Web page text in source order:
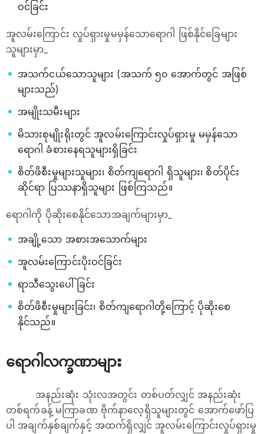
ဝင်ခြင်း
အူလမ်းကြောင်း လှုပ်ရှားမှုမမှန်သောရောဂါ ဖြစ်နိုင်ခြေများ
သူများမှာ_
အသက်ငယ်သောသူများ (အသက် ၅၀ အောက်တွင် အဖြစ်
များသည်)
အမျိုးသမီးများ
မိသားစုမျိုးရိုးတွင် အူလမ်းကြောင်းလှုပ်ရှားမှု မမှန်သော
ရောဂါ ခံစားနေရသူများရှိခြင်း
စိတ်ဖိစီးမှုများသူများ၊ စိတ်ကျရောဂါ ရှိသူများ၊ စိတ်ပိုင်း
ဆိုင်ရာ ပြဿနာရှိသူများ ဖြစ်ကြသည်။
ရောဂါကို ပိုဆိုးစေနိုင်သောအချက်များမှာ_
အချို့သော အစားအသောက်များ
အူလမ်းကြောင်းပိုးဝင်ခြင်း
ရာသီသွေးပေါ်ခြင်း
စိတ်ဖိစီးမှုများခြင်း၊ စိတ်ကျရောဂါတို့ကြောင့် ပိုဆိုးစေ
နိုင်သည်။
ရောဂါလက္ခဏာများ
အနည်းဆုံး သုံးလအတွင်း တစ်ပတ်လျှင် အနည်းဆုံး
တစ်ရက်ခန့် မကြာခဏ ဗိုက်နာလေ့ရှိသူများတွင် အောက်ဖော်ပြ
ပါ အချက်နှစ်ချက်နှင့် အထက်ရှိလျှင် အူလမ်းကြောင်းလှုပ်ရှားမှု